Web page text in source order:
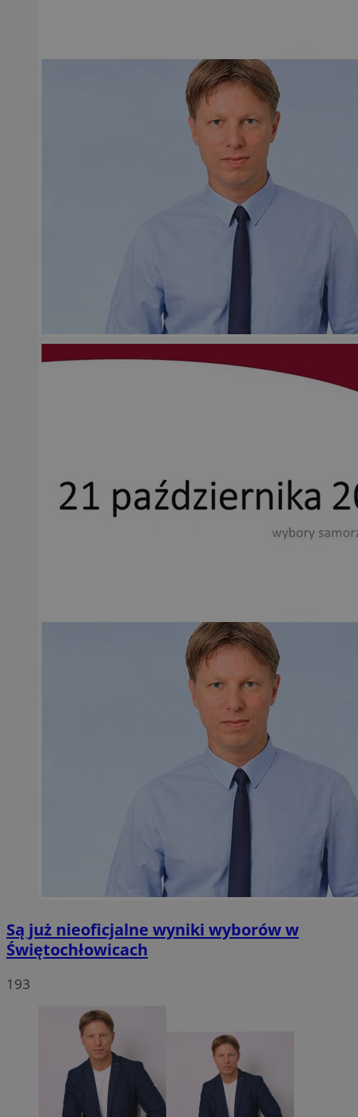
Są już nieoficjalne wyniki wyborów w
Świętochłowicach
193